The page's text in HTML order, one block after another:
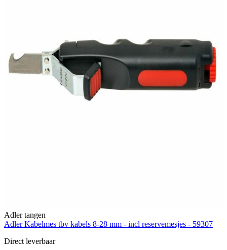
Adler tangen
Adler Kabelmes tbv kabels 8-28 mm - incl reservemesjes - 59307
Direct leverbaar